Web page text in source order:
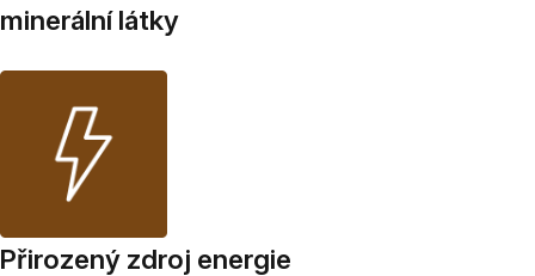
minerální látky
Přirozený zdroj energie